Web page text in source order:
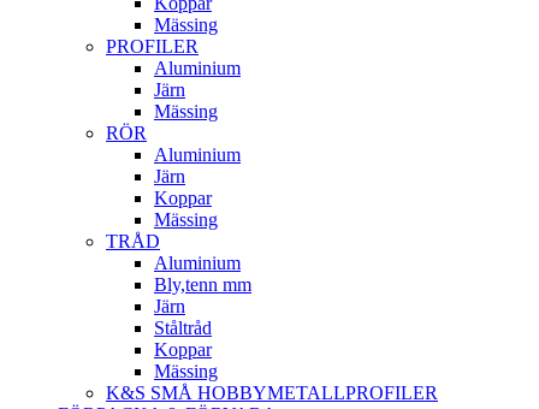
Mässing
PROFILER
Aluminium
Järn
Mässing
RÖR
Aluminium
Järn
Koppar
Mässing
TRÅD
Aluminium
Bly,tenn mm
Järn
Ståltråd
Koppar
Mässing
K&S SMÅ HOBBYMETALLPROFILER